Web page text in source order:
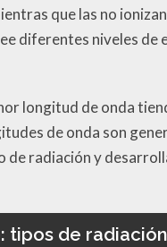
que las no
diferentes niveles de
longitud de onda
de onda son
de radiación y
tipos de radiación